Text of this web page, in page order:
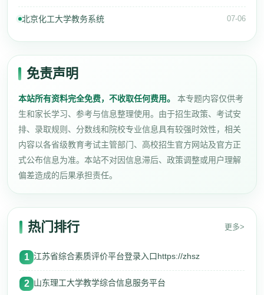
北京化工大学教务系统 07-06
免责声明
本站所有资料完全免费，不收取任何费用。
本专题内容仅供考
生和家长学习、参考与信息整理使用。由于招生政策、考试安
排、录取规则、分数线和院校专业信息具有较强时效性，相关
内容以各省级教育考试主管部门、高校招生官方网站及官方正
式公布信息为准。本站不对因信息滞后、政策调整或用户理解
偏差造成的后果承担责任。
热门排行 更多>
1 江苏省综合素质评价平台登录入口https://zhsz
2 山东理工大学教学综合信息服务平台